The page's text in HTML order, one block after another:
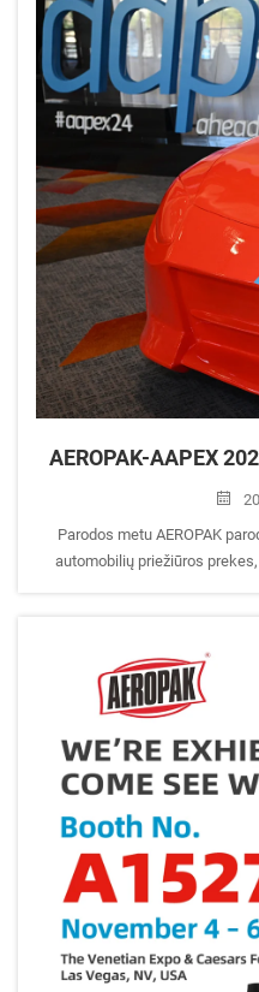
AEROPAK-AAPEX
Parodos metu AEROPAK
automobilių priežiūros